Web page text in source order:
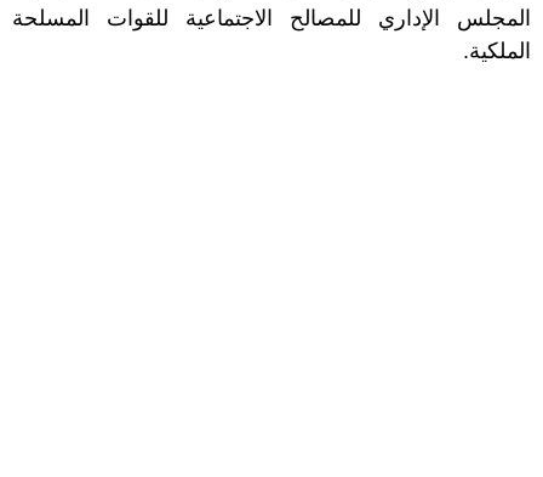
المجلس الإداري للمصالح الاجتماعية للقوات المسلحة
الملكية.